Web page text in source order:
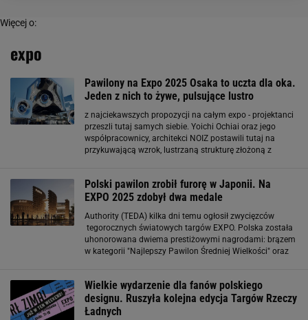
Więcej o:
expo
Pawilony na Expo 2025 Osaka to uczta dla oka.
Jeden z nich to żywe, pulsujące lustro
z najciekawszych propozycji na całym expo - projektanci
przeszli tutaj samych siebie. Yoichi Ochiai oraz jego
współpracownicy, architekci NOIZ postawili tutaj na
przykuwającą wzrok, lustrzaną strukturę złożoną z
Polski pawilon zrobił furorę w Japonii. Na
EXPO 2025 zdobył dwa medale
Authority (TEDA) kilka dni temu ogłosił zwycięzców
tegorocznych światowych targów EXPO. Polska została
uhonorowana dwiema prestiżowymi nagrodami: brązem
w kategorii "Najlepszy Pawilon Średniej Wielkości" oraz
Wielkie wydarzenie dla fanów polskiego
designu. Ruszyła kolejna edycja Targów Rzeczy
Ładnych